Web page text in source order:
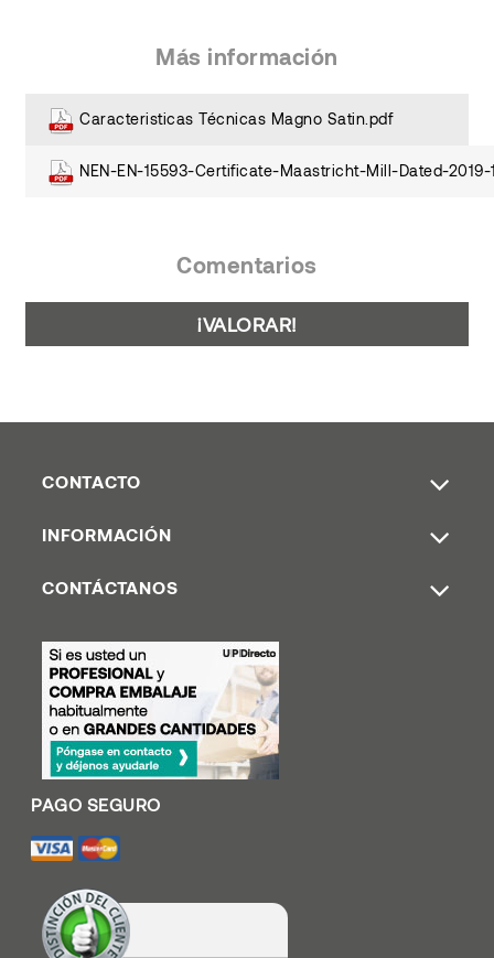
Más información
Caracteristicas Técnicas Magno Satin.pdf
NEN-EN-15593-Certificate-Maastricht-Mill-Dated-
Comentarios
¡VALORAR!
CONTACTO
INFORMACIÓN
CONTÁCTANOS